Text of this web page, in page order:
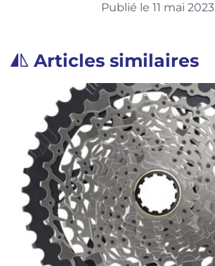
Publié le 11 mai 2023
Articles similaires